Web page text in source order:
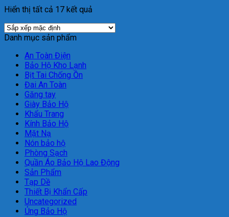
Hiển thị tất cả 17 kết quả
Danh mục sản phẩm
An Toàn Điện
Bảo Hộ Kho Lạnh
Bịt Tai Chống Ồn
Đai An Toàn
Găng tay
Giày Bảo Hộ
Khẩu Trang
Kính Bảo Hộ
Mặt Nạ
Nón bảo hộ
Phòng Sạch
Quần Áo Bảo Hộ Lao Động
Sản Phẩm
Tạp Dề
Thiết Bị Khẩn Cấp
Uncategorized
Ủng Bảo Hộ